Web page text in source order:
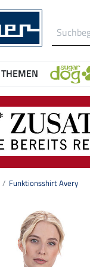
THEMEN
Funktionsshirt Avery